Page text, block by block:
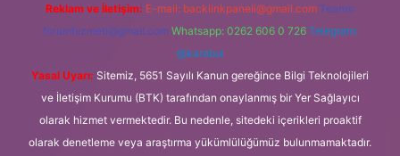
Reklam ve İletişim: E-mail: backlinkpaneli@gmail.com Teams:
forumhizmeti@gmail.com Whatsapp: 0262 606 0 726 Telegram:
@karabul
Yasal Uyarı: Sitemiz, 5651 Sayılı Kanun gereğince Bilgi Teknolojileri
ve İletişim Kurumu (BTK) tarafından onaylanmış bir Yer Sağlayıcı
olarak hizmet vermektedir. Bu nedenle, sitedeki içerikleri proaktif
olarak denetleme veya araştırma yükümlülüğümüz bulunmamaktadır.